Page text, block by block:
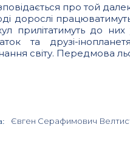
про той
дорослі
прилітатимуть до
та друзі-
світу. Передмова
Євген Серафимович